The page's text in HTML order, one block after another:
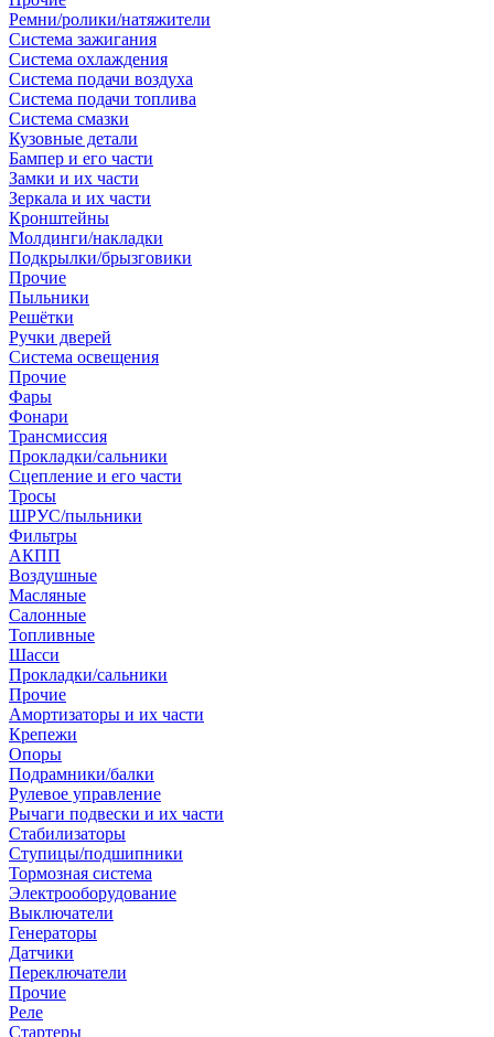
Ремни/ролики/натяжители
Система зажигания
Система охлаждения
Система подачи воздуха
Система подачи топлива
Система смазки
Кузовные детали
Бампер и его части
Замки и их части
Зеркала и их части
Кронштейны
Молдинги/накладки
Подкрылки/брызговики
Прочие
Пыльники
Решётки
Ручки дверей
Система освещения
Прочие
Фары
Фонари
Трансмиссия
Прокладки/сальники
Сцепление и его части
Тросы
ШРУС/пыльники
Фильтры
АКПП
Воздушные
Масляные
Салонные
Топливные
Шасси
Прокладки/сальники
Прочие
Амортизаторы и их части
Крепежи
Опоры
Подрамники/балки
Рулевое управление
Рычаги подвески и их части
Стабилизаторы
Ступицы/подшипники
Тормозная система
Электрооборудование
Выключатели
Генераторы
Датчики
Переключатели
Прочие
Реле
Стартеры